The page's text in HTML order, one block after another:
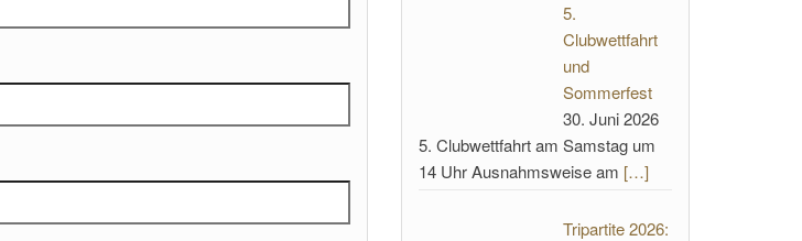
5.
Clubwettfahrt
und
Sommerfest
30. Juni 2026
5. Clubwettfahrt am Samstag um
14 Uhr Ausnahmsweise am […]
Tripartite 2026: